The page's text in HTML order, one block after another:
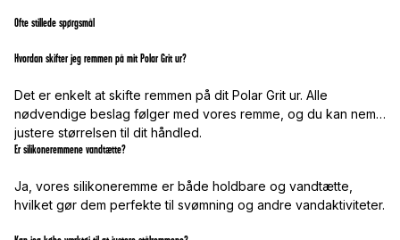
Ofte stillede spørgsmål
Hvordan skifter jeg remmen på mit Polar Grit ur?
Det er enkelt at skifte remmen på dit Polar Grit ur. Alle
nødvendige beslag følger med vores remme, og du kan nemt
justere størrelsen til dit håndled.
Er silikoneremmene vandtætte?
Ja, vores silikoneremme er både holdbare og vandtætte,
hvilket gør dem perfekte til svømning og andre vandaktiviteter.